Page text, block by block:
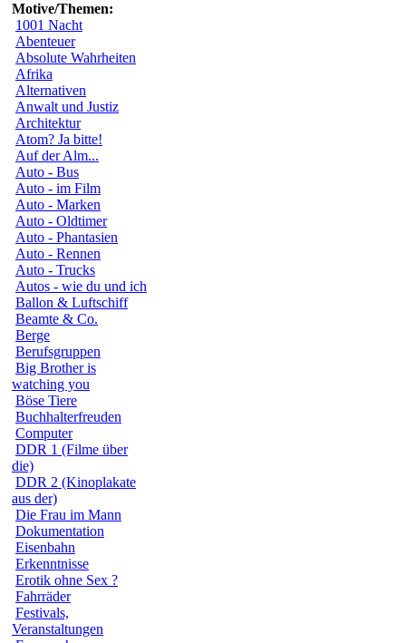
Motive/Themen:
1001 Nacht
Abenteuer
Absolute Wahrheiten
Afrika
Alternativen
Anwalt und Justiz
Architektur
Atom? Ja bitte!
Auf der Alm...
Auto - Bus
Auto - im Film
Auto - Marken
Auto - Oldtimer
Auto - Phantasien
Auto - Rennen
Auto - Trucks
Autos - wie du und ich
Ballon & Luftschiff
Beamte & Co.
Berge
Berufsgruppen
Big Brother is
watching you
Böse Tiere
Buchhalterfreuden
Computer
DDR 1 (Filme über
die)
DDR 2 (Kinoplakate
aus der)
Die Frau im Mann
Dokumentation
Eisenbahn
Erkenntnisse
Erotik ohne Sex ?
Fahrräder
Festivals,
Veranstaltungen